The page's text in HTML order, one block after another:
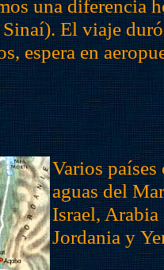
una diferencia
El viaje
espera en
Varios países
aguas del
Israel, Arabia
Jordania y